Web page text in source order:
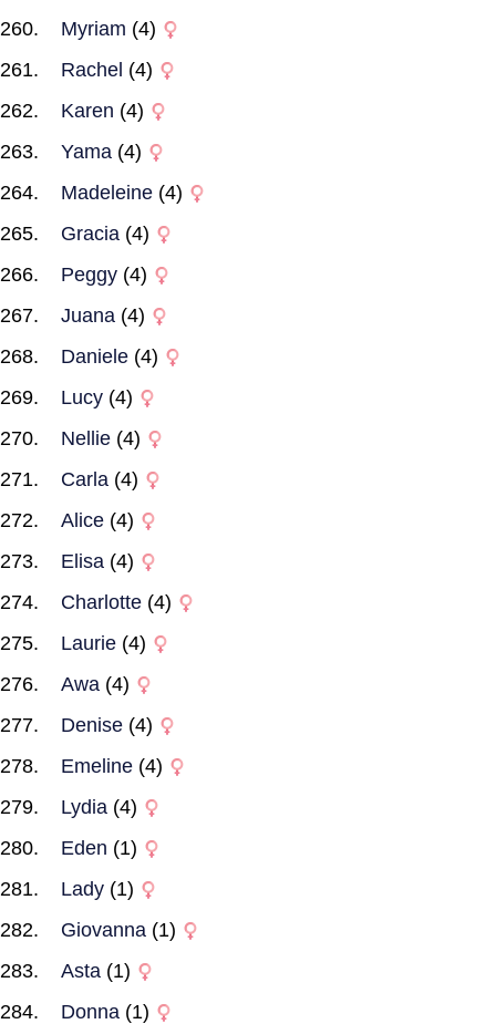
Myriam (4)
Rachel (4)
Karen (4)
Yama (4)
Madeleine (4)
Gracia (4)
Peggy (4)
Juana (4)
Daniele (4)
Lucy (4)
Nellie (4)
Carla (4)
Alice (4)
Elisa (4)
Charlotte (4)
Laurie (4)
Awa (4)
Denise (4)
Emeline (4)
Lydia (4)
Eden (1)
Lady (1)
Giovanna (1)
Asta (1)
Donna (1)